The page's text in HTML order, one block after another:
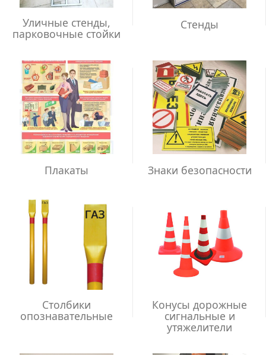
Уличные стенды,
парковочные стойки
Стенды
Плакаты Знаки безопасности
Столбики
опознавательные
Конусы дорожные
сигнальные и
утяжелители